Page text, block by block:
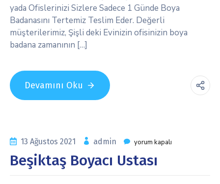
yada Ofislerinizi Sizlere Sadece 1 Günde Boya
Badanasını Tertemiz Teslim Eder. Değerli
müşterilerimiz, Şişli deki Evinizin ofisinizin boya
badana zamanının […]
Devamını Oku
13 Ağustos 2021 admin yorum kapalı
Beşiktaş Boyacı Ustası